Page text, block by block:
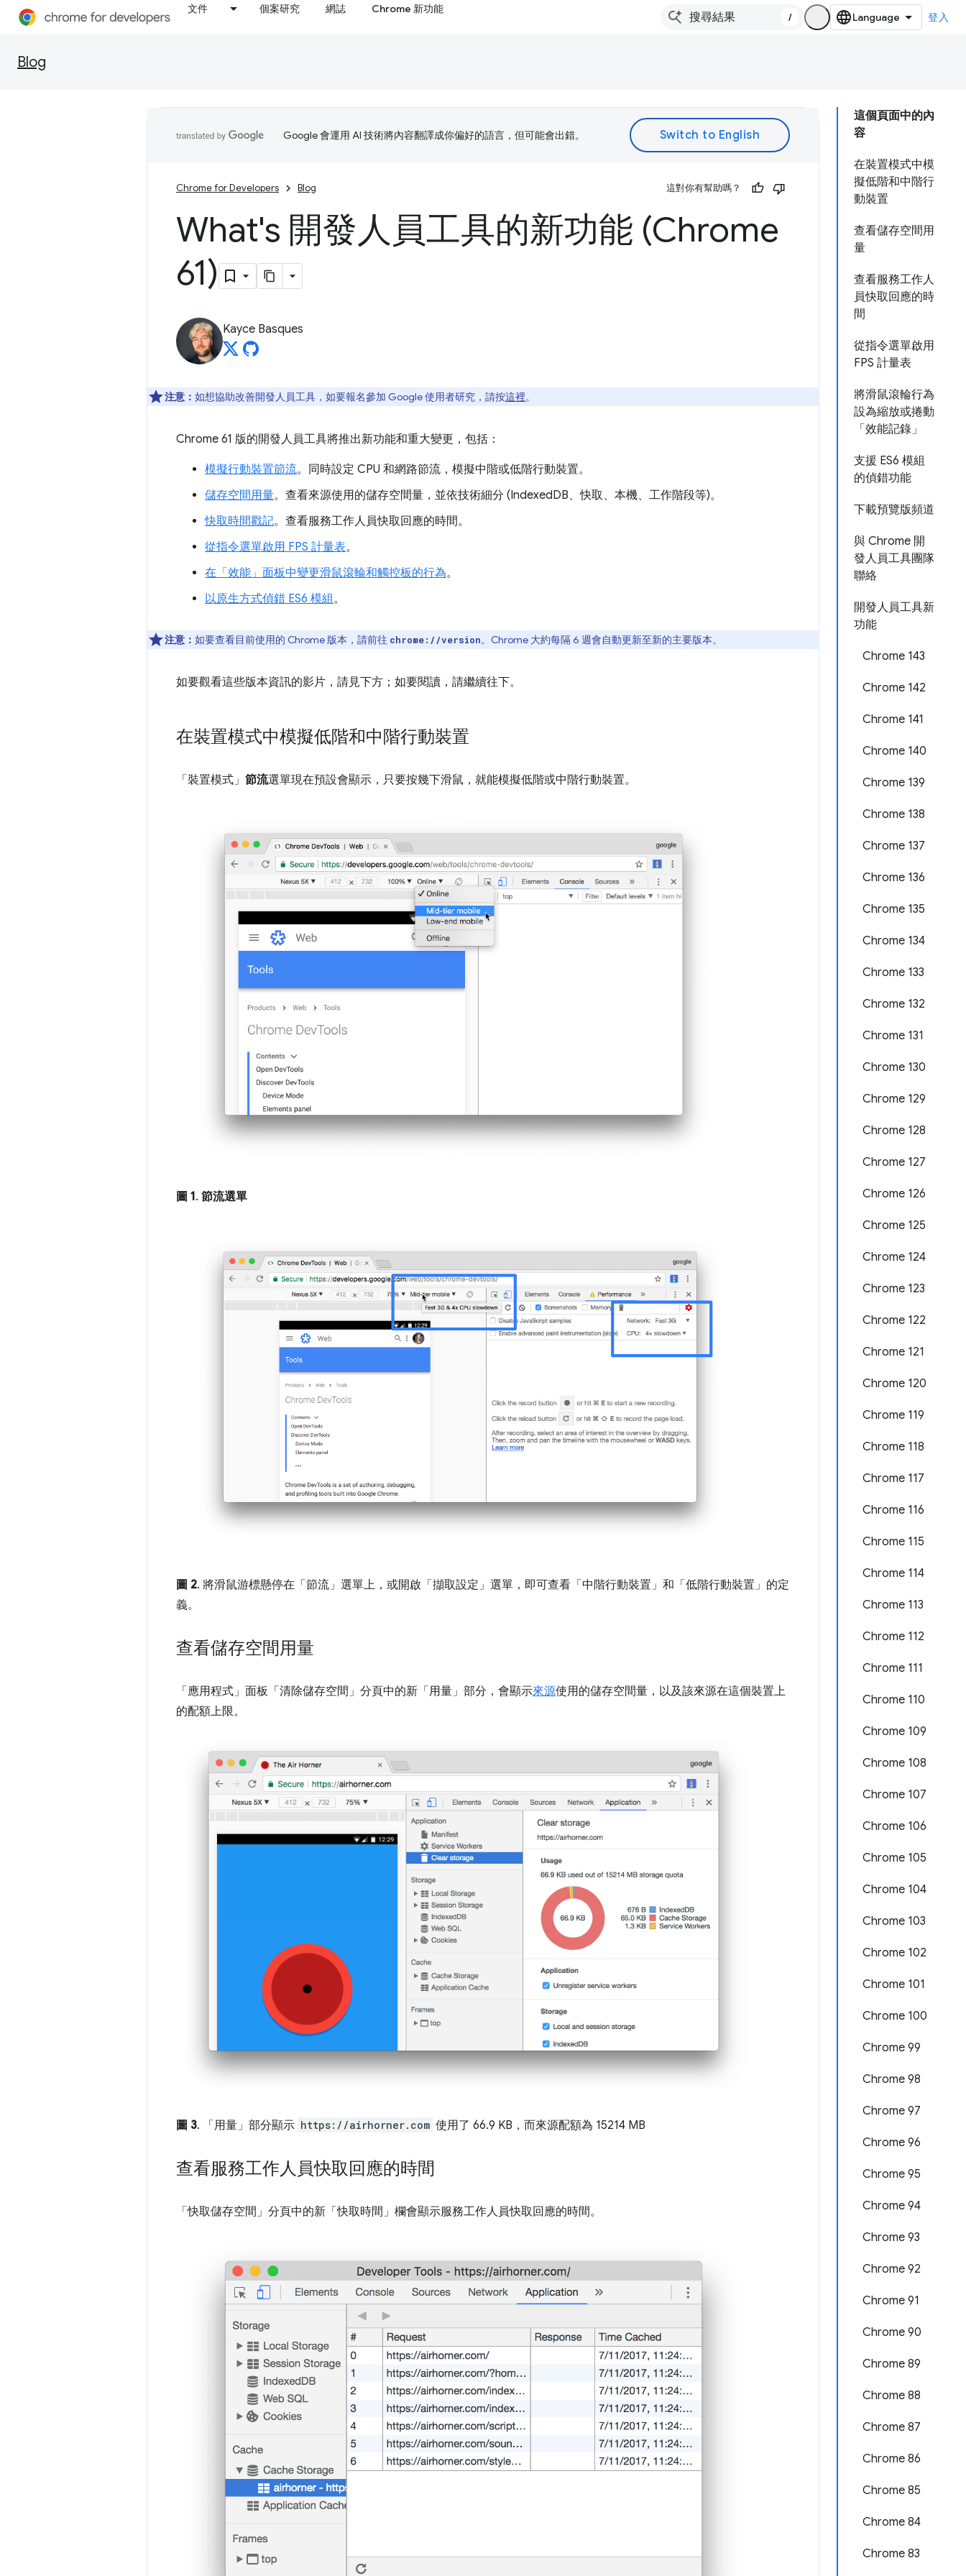
文件 個案研究 網誌 Chrome 新功能
/ 登入
Blog
這個頁面中的內
容
在裝置模式中模
擬低階和中階行
動裝置
查看儲存空間用
量
查看服務工作人
員快取回應的時
間
從指令選單啟用
FPS 計量表
將滑鼠滾輪行為
設為縮放或捲動
「效能記錄」
支援 ES6 模組
的偵錯功能
下載預覽版頻道
與 Chrome 開
發人員工具團隊
聯絡
開發人員工具新
功能
Chrome 143
Chrome 142
Chrome 141
Chrome 140
Chrome 139
Chrome 138
Chrome 137
Chrome 136
Chrome 135
Chrome 134
Chrome 133
Chrome 132
Chrome 131
Chrome 130
Chrome 129
Chrome 128
Chrome 127
Chrome 126
Chrome 125
Chrome 124
Chrome 123
Chrome 122
Chrome 121
Chrome 120
Chrome 119
Chrome 118
Chrome 117
Chrome 116
Chrome 115
Chrome 114
Chrome 113
Chrome 112
Chrome 111
Chrome 110
Chrome 109
Chrome 108
Chrome 107
Chrome 106
Chrome 105
Chrome 104
Chrome 103
Chrome 102
Chrome 101
Chrome 100
Chrome 99
Chrome 98
Chrome 97
Chrome 96
Chrome 95
Chrome 94
Chrome 93
Chrome 92
Chrome 91
Chrome 90
Chrome 89
Chrome 88
Chrome 87
Chrome 86
Chrome 85
Chrome 84
Chrome 83
Google 會運用 AI 技術將內容翻譯成你偏好的語言，但可能會出錯。
Chrome for Developers Blog 這對你有幫助嗎？
What's 開發人員工具的新功能 (Chrome
61)
Kayce Basques
注意： 如想協助改善開發人員工具，如要報名參加 Google 使用者研究，請按這裡。
Chrome 61 版的開發人員工具將推出新功能和重大變更，包括：
模擬行動裝置節流。同時設定 CPU 和網路節流，模擬中階或低階行動裝置。
儲存空間用量。查看來源使用的儲存空間量，並依技術細分 (IndexedDB、快取、本機、工作階段等)。
快取時間戳記。查看服務工作人員快取回應的時間。
從指令選單啟用 FPS 計量表。
在「效能」面板中變更滑鼠滾輪和觸控板的行為。
以原生方式偵錯 ES6 模組。
注意： 如要查看目前使用的 Chrome 版本，請前往 chrome://version。Chrome 大約每隔 6 週會自動更新至新的主要版本。
如要觀看這些版本資訊的影片，請見下方；如要閱讀，請繼續往下。
在裝置模式中模擬低階和中階行動裝置
「裝置模式」 節流選單現在預設會顯示，只要按幾下滑鼠，就能模擬低階或中階行動裝置。
圖 1. 節流選單
圖 2. 將滑鼠游標懸停在「節流」 選單上，或開啟「擷取設定」 選單，即可查看「中階行動裝置」 和「低階行動裝置」 的定
義。
查看儲存空間用量
「應用程式」面板「清除儲存空間」分頁中的新「用量」 部分，會顯示來源使用的儲存空間量，以及該來源在這個裝置上
的配額上限。
圖 3. 「用量」 部分顯示 https://airhorner.com 使用了 66.9 KB，而來源配額為 15214 MB
查看服務工作人員快取回應的時間
「快取儲存空間」 分頁中的新「快取時間」 欄會顯示服務工作人員快取回應的時間。